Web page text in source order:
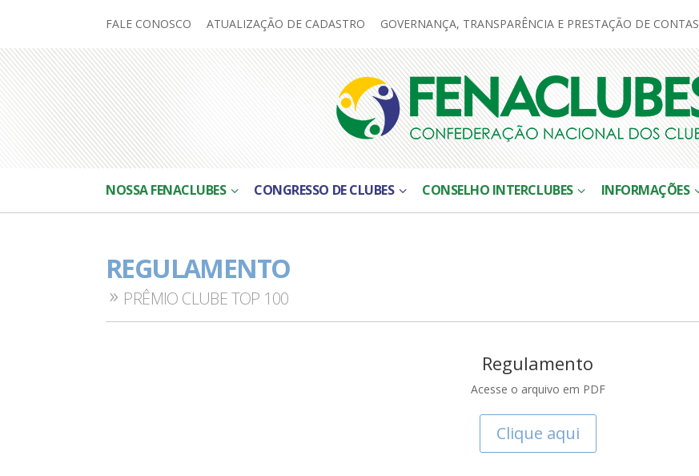
FALE CONOSCO ATUALIZAÇÃO DE CADASTRO GOVERNANÇA, TRANSPARÊNCIA E PRESTAÇÃO DE CONTAS
NOSSA FENACLUBES CONGRESSO DE CLUBES CONSELHO INTERCLUBES INFORMAÇÕES
REGULAMENTO
PRÊMIO CLUBE TOP 100
Regulamento
Acesse o arquivo em PDF
Clique aqui